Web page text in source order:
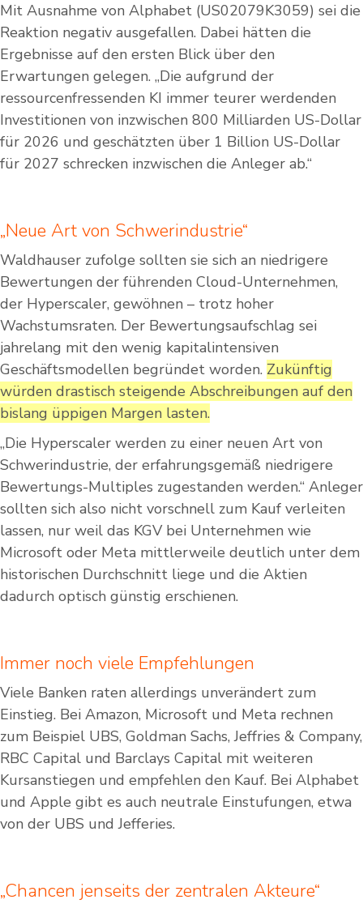
Mit Ausnahme von Alphabet (US02079K3059) sei die
Reaktion negativ ausgefallen. Dabei hätten die
Ergebnisse auf den ersten Blick über den
Erwartungen gelegen. „Die aufgrund der
ressourcenfressenden KI immer teurer werdenden
Investitionen von inzwischen 800 Milliarden US-Dollar
für 2026 und geschätzten über 1 Billion US-Dollar
für 2027 schrecken inzwischen die Anleger ab.“
„Neue Art von Schwerindustrie“
Waldhauser zufolge sollten sie sich an niedrigere
Bewertungen der führenden Cloud-Unternehmen,
der Hyperscaler, gewöhnen – trotz hoher
Wachstumsraten. Der Bewertungsaufschlag sei
jahrelang mit den wenig kapitalintensiven
Geschäftsmodellen begründet worden. Zukünftig
würden drastisch steigende Abschreibungen auf den
bislang üppigen Margen lasten.
„Die Hyperscaler werden zu einer neuen Art von
Schwerindustrie, der erfahrungsgemäß niedrigere
Bewertungs-Multiples zugestanden werden.“ Anleger
sollten sich also nicht vorschnell zum Kauf verleiten
lassen, nur weil das KGV bei Unternehmen wie
Microsoft oder Meta mittlerweile deutlich unter dem
historischen Durchschnitt liege und die Aktien
dadurch optisch günstig erschienen.
Immer noch viele Empfehlungen
Viele Banken raten allerdings unverändert zum
Einstieg. Bei Amazon, Microsoft und Meta rechnen
zum Beispiel UBS, Goldman Sachs, Jeffries & Company,
RBC Capital und Barclays Capital mit weiteren
Kursanstiegen und empfehlen den Kauf. Bei Alphabet
und Apple gibt es auch neutrale Einstufungen, etwa
von der UBS und Jefferies.
„Chancen jenseits der zentralen Akteure“